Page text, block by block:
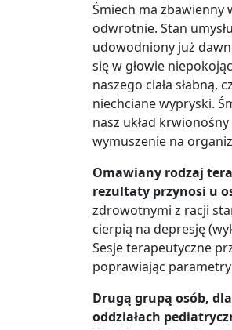
Śmiech ma zbawienny
odwrotnie. Stan
udowodniony już
się w głowie
naszego ciała
niechciane wypryski.
nasz układ
wymuszenie na
Omawiany rodzaj
rezultaty przynosi u
zdrowotnymi z racji
cierpią na depresję
Sesje terapeutyczne
poprawiając
Drugą grupą osób,
oddziałach